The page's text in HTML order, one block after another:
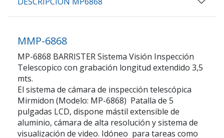
MMP-6868
MP-6868 BARRISTER Sistema Visión Inspección
Telescopico con grabación longitud extendido 3,5
mts.
El sistema de cámara de inspección telescópica
Mirmidon (Modelo: MP-6868) Patalla de 5
pulgadas LCD, dispone mástil extensible de
aluminio, cámara de alta resolución y sistema de
visualización de video. Idóneo para tareas como